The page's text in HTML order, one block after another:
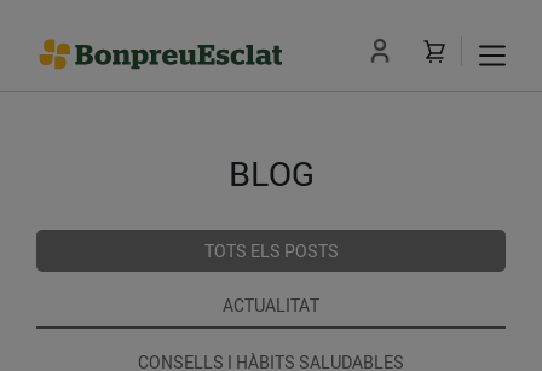
BLOG
TOTS ELS POSTS
ACTUALITAT
CONSELLS I HÀBITS SALUDABLES